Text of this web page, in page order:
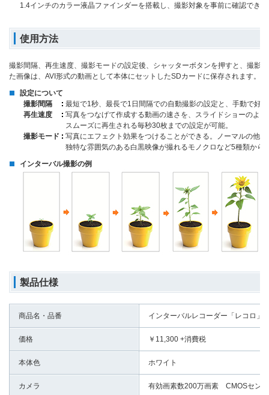
1.4インチのカラー液晶ファインダーを搭載し、撮影対象を事前に確認でき
使用方法
撮影間隔、再生速度、撮影モードの設定後、シャッターボタンを押すと、撮影
た画像は、AVI形式の動画として本体にセットしたSDカードに保存されます。
設定について
撮影間隔
最短で1秒、最長で1日間隔での自動撮影の設定と、手動で好
再生速度
写真をつなげて作成する動画の速さを、スライドショーのよ
スムーズに再生される毎秒30枚までの設定が可能。
撮影モード
写真にエフェクト効果をつけることができる。ノーマルの他
独特な雰囲気のある白黒映像が撮れるモノクロなど5種類から
インターバル撮影の例
製品仕様
商品名・品番 インターバルレコーダー「レコロ」
価格 ￥11,300 +消費税
本体色 ホワイト
カメラ 有効画素数200万画素 CMOSセン